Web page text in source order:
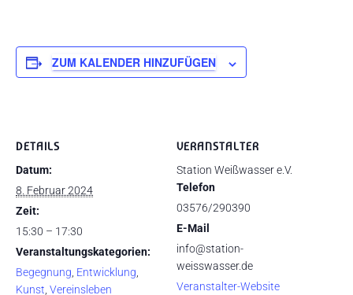
ZUM KALENDER HINZUFÜGEN
DETAILS
Datum:
8. Februar 2024
Zeit:
15:30 – 17:30
Veranstaltungskategorien:
Begegnung, Entwicklung,
Kunst, Vereinsleben
VERANSTALTER
Station Weißwasser e.V.
Telefon
03576/290390
E-Mail
info@station-
weisswasser.de
Veranstalter-Website